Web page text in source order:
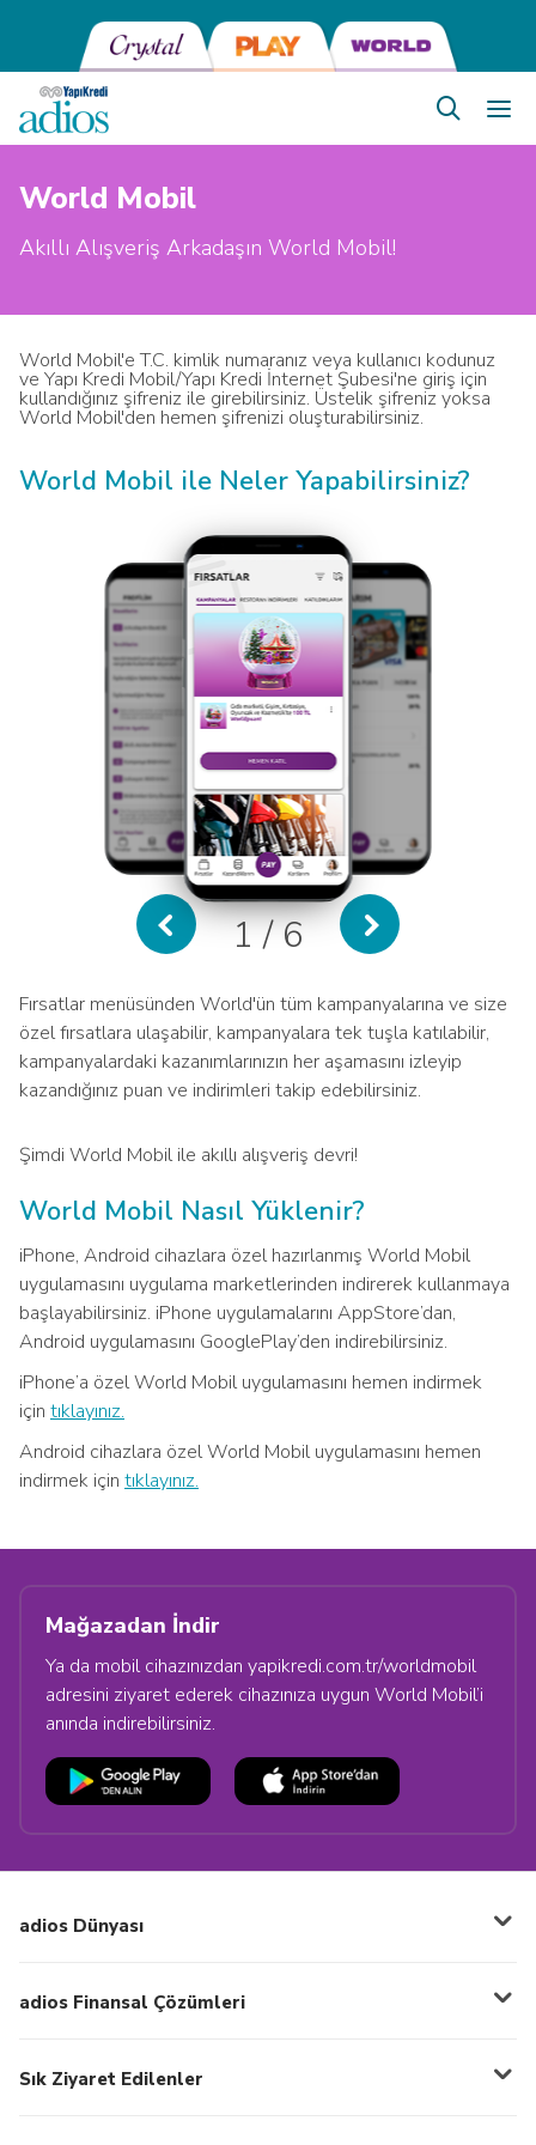
World Mobil
Akıllı Alışveriş Arkadaşın World Mobil!
World Mobil'e T.C. kimlik numaranız veya kullanıcı kodunuz
ve Yapı Kredi Mobil/Yapı Kredi İnternet Şubesi'ne giriş için
kullandığınız şifreniz ile girebilirsiniz. Üstelik şifreniz yoksa
World Mobil'den hemen şifrenizi oluşturabilirsiniz.
World Mobil ile Neler Yapabilirsiniz?
1 / 6
Fırsatlar menüsünden World'ün tüm kampanyalarına ve size
özel fırsatlara ulaşabilir, kampanyalara tek tuşla katılabilir,
kampanyalardaki kazanımlarınızın her aşamasını izleyip
kazandığınız puan ve indirimleri takip edebilirsiniz.
Şimdi World Mobil ile akıllı alışveriş devri!
World Mobil Nasıl Yüklenir?
iPhone, Android cihazlara özel hazırlanmış World Mobil
uygulamasını uygulama marketlerinden indirerek kullanmaya
başlayabilirsiniz. iPhone uygulamalarını AppStore’dan,
Android uygulamasını GooglePlay’den indirebilirsiniz.
iPhone’a özel World Mobil uygulamasını hemen indirmek
için tıklayınız.
Android cihazlara özel World Mobil uygulamasını hemen
indirmek için tıklayınız.
Mağazadan İndir
Ya da mobil cihazınızdan yapikredi.com.tr/worldmobil
adresini ziyaret ederek cihazınıza uygun World Mobil’i
anında indirebilirsiniz.
adios Dünyası
adios Finansal Çözümleri
Sık Ziyaret Edilenler